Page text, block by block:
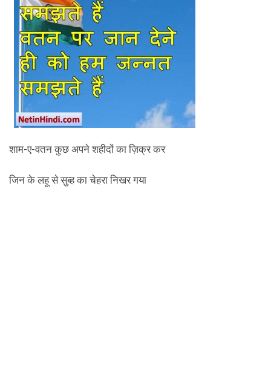
शाम-ए-वतन कुछ अपने शहीदों का ज़िक्र कर
जिन के लहू से सुब्ह का चेहरा निखर गया